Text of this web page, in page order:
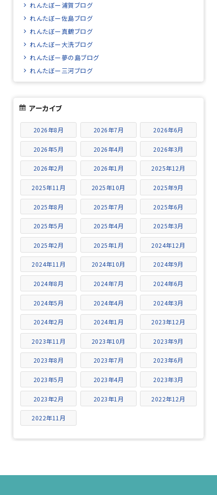
れんたぼー浦賀ブログ
れんたぼー佐島ブログ
れんたぼー真鶴ブログ
れんたぼー大洗ブログ
れんたぼー夢の島ブログ
れんたぼー三河ブログ
アーカイブ
2026年8月 2026年7月 2026年6月
2026年5月 2026年4月 2026年3月
2026年2月 2026年1月 2025年12月
2025年11月 2025年10月 2025年9月
2025年8月 2025年7月 2025年6月
2025年5月 2025年4月 2025年3月
2025年2月 2025年1月 2024年12月
2024年11月 2024年10月 2024年9月
2024年8月 2024年7月 2024年6月
2024年5月 2024年4月 2024年3月
2024年2月 2024年1月 2023年12月
2023年11月 2023年10月 2023年9月
2023年8月 2023年7月 2023年6月
2023年5月 2023年4月 2023年3月
2023年2月 2023年1月 2022年12月
2022年11月